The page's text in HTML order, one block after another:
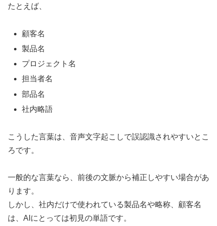
たとえば、
顧客名
製品名
プロジェクト名
担当者名
部品名
社内略語
こうした言葉は、音声文字起こしで誤認識されやすいとこ
ろです。
一般的な言葉なら、前後の文脈から補正しやすい場合があ
ります。
しかし、社内だけで使われている製品名や略称、顧客名
は、AIにとっては初見の単語です。